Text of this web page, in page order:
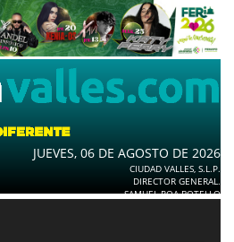
JUEVES, 06 DE AGOSTO DE 2026
CIUDAD VALLES, S.L.P.
DIRECTOR GENERAL.
SAMUEL ROA BOTELLO